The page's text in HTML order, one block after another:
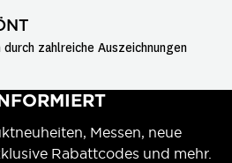
zahlreiche Auszeichnungen
Messen, neue
Rabattcodes und mehr.